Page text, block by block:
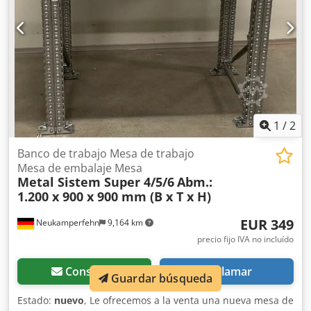
1 /2
Neukamperfehn 9,164 km
Banco de trabajo Mesa de trabajo
Mesa de embalaje Mesa
Metal Sistem Super 4/5/6Abm.:
1.200 x 900 x 900 mm (B x T x H)
EUR 349
precio fijo IVA no incluído
Consultar Llamar
Estado: nuevo, Le ofrecemos a la venta una nueva mesa de
Guardar búsqueda